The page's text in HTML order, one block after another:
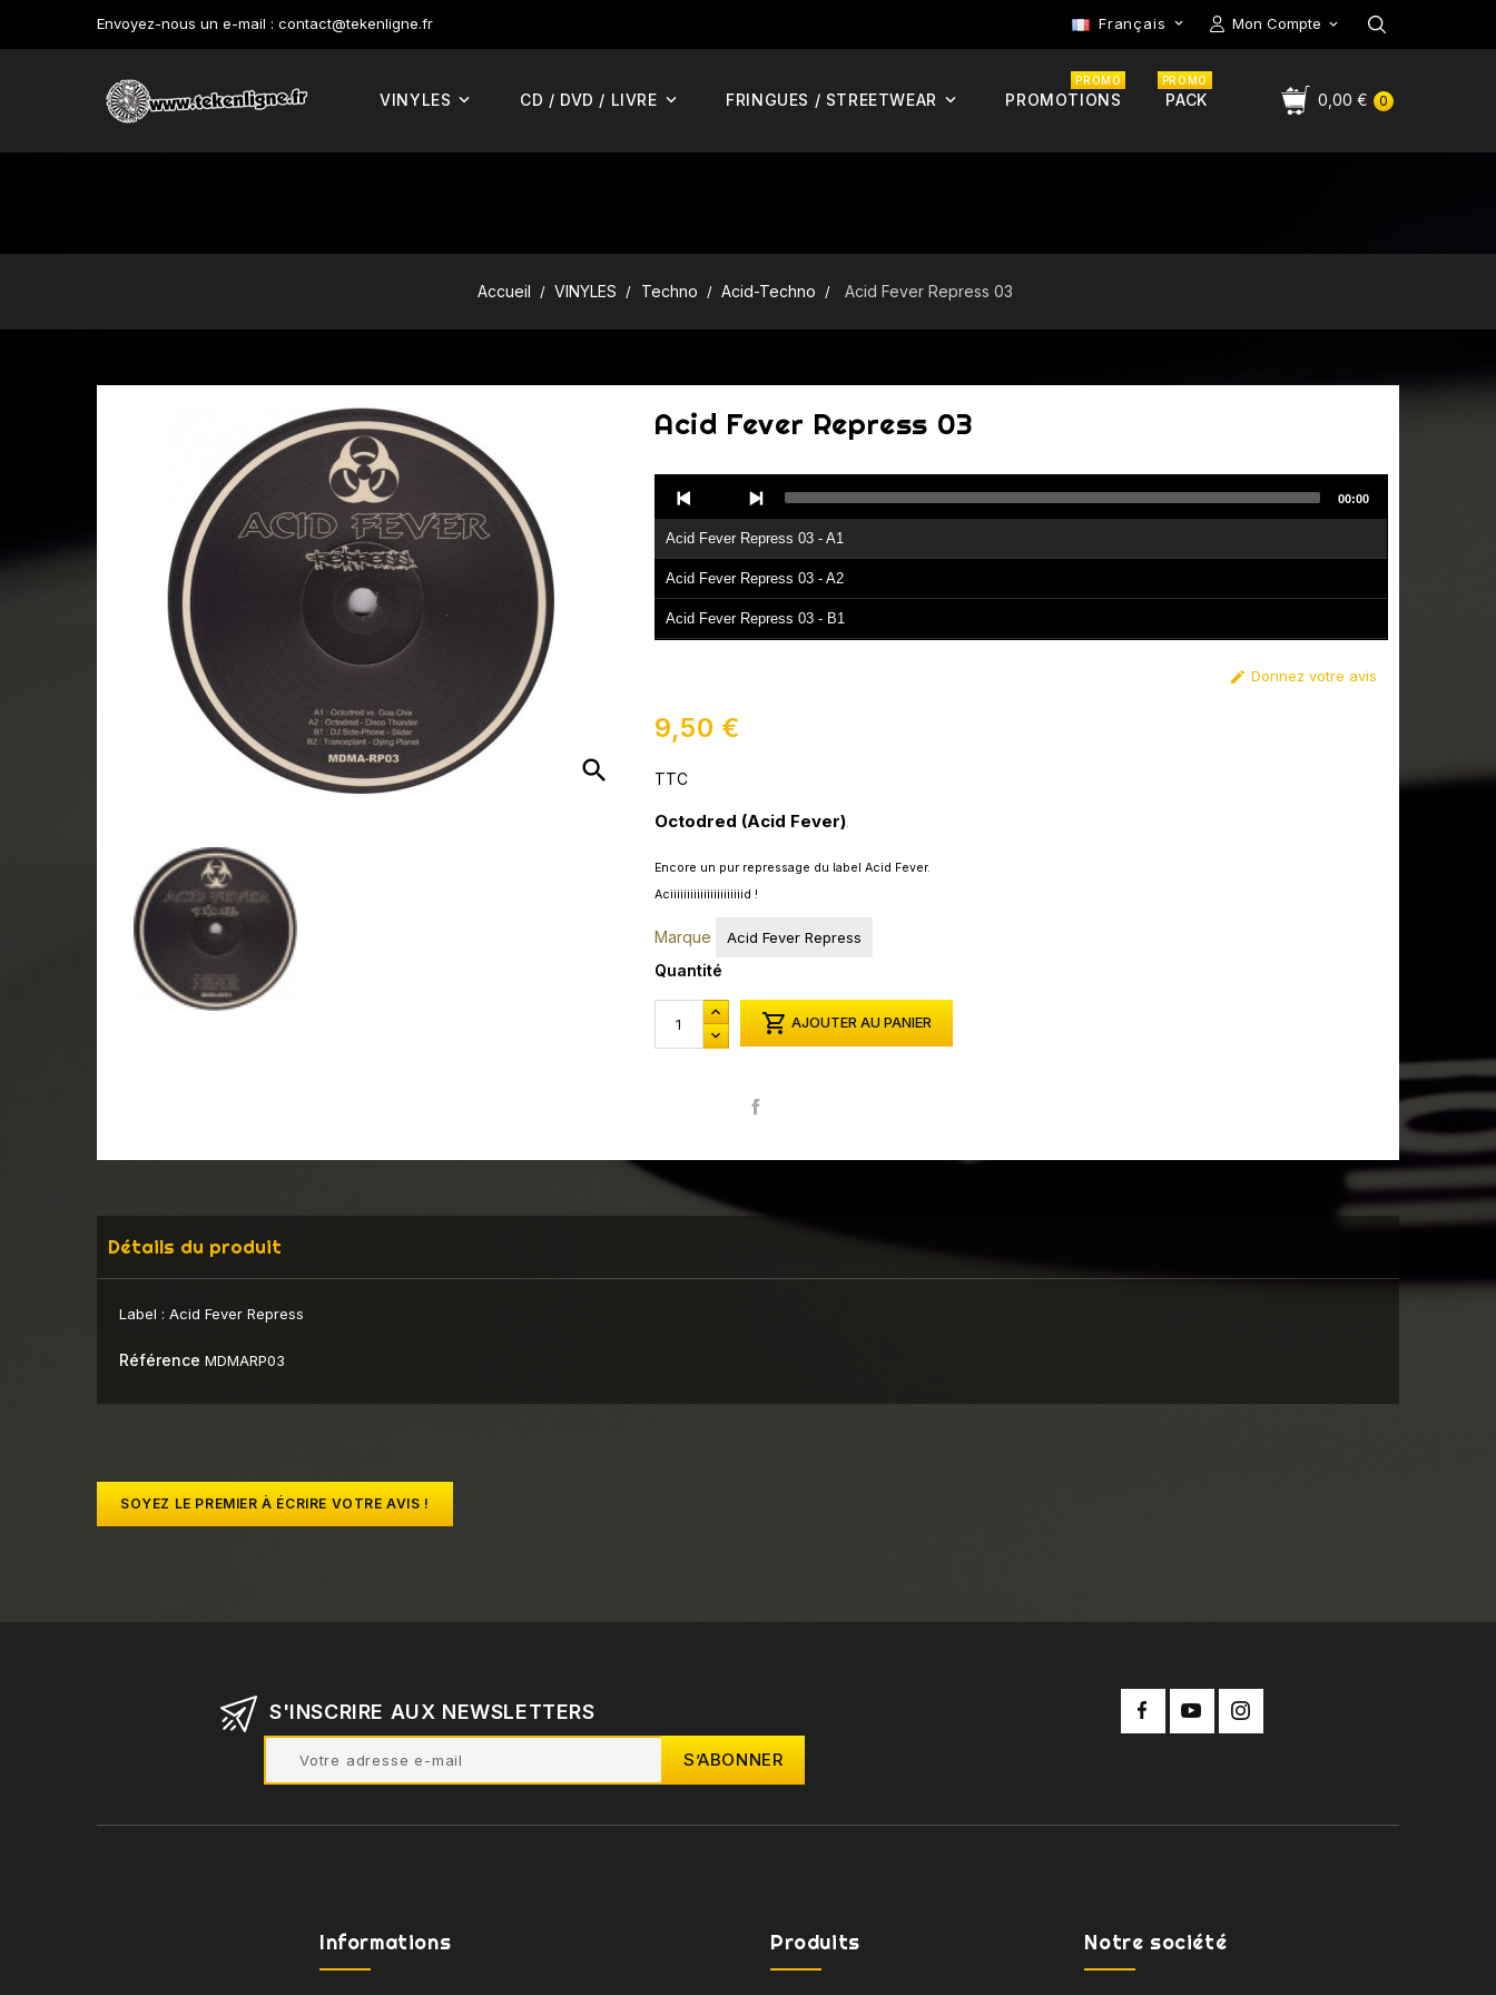
Envoyez-nous un e-mail : contact@tekenligne.fr Mon Compte
Français 
0
0,00 €
VINYLES CD / DVD / LIVRE FRINGUES / STREETWEAR PROMOTIONS
PROMO
PACK
PROMO
Accueil VINYLES Techno Acid-Techno Acid Fever Repress 03
search
Acid Fever Repress 03
Player
Acid Fever Repress 03 - A1
Acid Fever Repress 03 - A2
Acid Fever Repress 03 - B1
00:00
 Donnez votre avis
9,50 €
TTC
Octodred (Acid Fever).
Encore un pur repressage du label Acid Fever.
Aciiiiiiiiiiiiiiiiiiiiiid !
Marque Acid Fever Repress
Quantité
 AJOUTER AU PANIER
Détails du produit
Label : Acid Fever Repress
Référence MDMARP03
SOYEZ LE PREMIER À ÉCRIRE VOTRE AVIS !
S'INSCRIRE AUX NEWSLETTERS
Informations Produits Notre société